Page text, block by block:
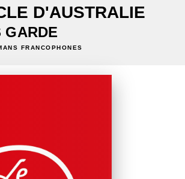
D'AUSTRALIE
GARDE
FRANCOPHONES